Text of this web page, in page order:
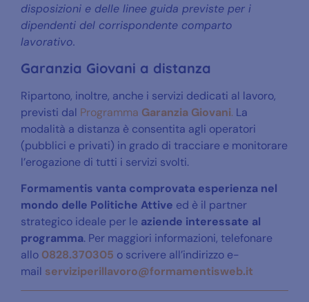
disposizioni e delle linee guida previste per i
dipendenti del corrispondente comparto
lavorativo.
Garanzia Giovani a distanza
Ripartono, inoltre, anche i servizi dedicati al lavoro,
previsti dal Programma Garanzia Giovani. La
modalità a distanza è consentita agli operatori
(pubblici e privati) in grado di tracciare e monitorare
l’erogazione di tutti i servizi svolti.
Formamentis vanta comprovata esperienza nel
mondo delle Politiche Attive ed è il partner
strategico ideale per le aziende interessate al
programma. Per maggiori informazioni, telefonare
allo 0828.370305 o scrivere all’indirizzo e-
mail serviziperillavoro@formamentisweb.it